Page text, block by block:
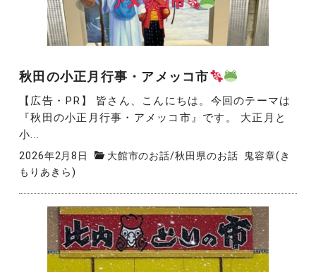
秋田の小正月行事・アメッコ市
【広告・PR】 皆さん、こんにちは。今回のテーマは
『秋田の小正月行事・アメッコ市』です。 大正月と
小...
2026年2月8日 大館市のお話/秋田県のお話
鬼容章(き
もりあきら)